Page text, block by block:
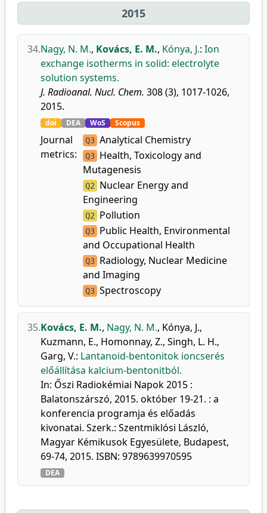
2015
34.Nagy, N. M., Kovács, E. M., Kónya, J.: Ion
exchange isotherms in solid: electrolyte
solution systems.
J. Radioanal. Nucl. Chem. 308 (3), 1017-1026,
2015.
doi DEA WoS Scopus
Journal
metrics:
Q3 Analytical Chemistry
Q3 Health, Toxicology and
Mutagenesis
Q2
Nuclear Energy and
Engineering
Q2 Pollution
Q3 Public Health, Environmental
and Occupational Health
Q3 Radiology, Nuclear Medicine
and Imaging
Q3 Spectroscopy
35.Kovács, E. M., Nagy, N. M., Kónya, J.,
Kuzmann, E., Homonnay, Z., Singh, L. H.,
Garg, V.: Lantanoid-bentonitok ioncserés
előállítása kalcium-bentonitból.
In: Őszi Radiokémiai Napok 2015 :
Balatonszárszó, 2015. október 19-21. : a
konferencia programja és előadás
kivonatai. Szerk.: Szentmiklósi László,
Magyar Kémikusok Egyesülete, Budapest,
69-74, 2015. ISBN: 9789639970595
DEA